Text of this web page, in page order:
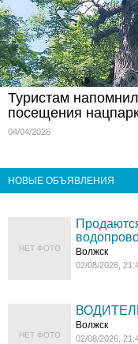
Туристам
посещения
04/04/2026
НОВЫЕ ОБЪЯВЛЕНИЯ
НЕТ ФОТО Волжск
02/08/2026,
НЕТ ФОТО
Волжск
02/08/2026,